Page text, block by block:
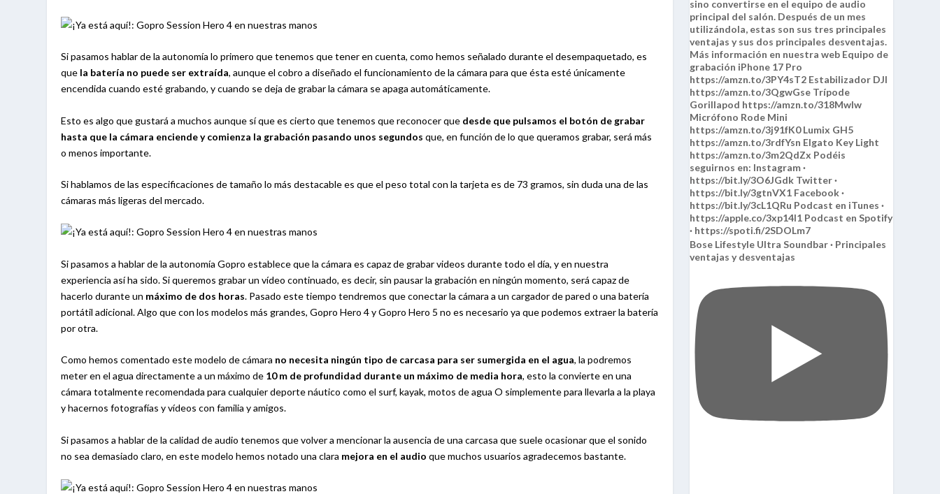
Si pasamos hablar de la autonomía lo primero que tenemos que tener en cuenta, como hemos señalado durante el desempaquetado, es
que la batería no puede ser extraída, aunque el cobro a diseñado el funcionamiento de la cámara para que ésta esté únicamente
encendida cuando esté grabando, y cuando se deja de grabar la cámara se apaga automáticamente.
Esto es algo que gustará a muchos aunque sí que es cierto que tenemos que reconocer que desde que pulsamos el botón de grabar
hasta que la cámara enciende y comienza la grabación pasando unos segundos que, en función de lo que queramos grabar, será más
o menos importante.
Si hablamos de las especificaciones de tamaño lo más destacable es que el peso total con la tarjeta es de 73 gramos, sin duda una de las
cámaras más ligeras del mercado.
Si pasamos a hablar de la autonomía Gopro establece que la cámara es capaz de grabar videos durante todo el día, y en nuestra
experiencia así ha sido. Si queremos grabar un vídeo continuado, es decir, sin pausar la grabación en ningún momento, será capaz de
hacerlo durante un máximo de dos horas. Pasado este tiempo tendremos que conectar la cámara a un cargador de pared o una batería
portátil adicional. Algo que con los modelos más grandes, Gopro Hero 4 y Gopro Hero 5 no es necesario ya que podemos extraer la batería
por otra.
Como hemos comentado este modelo de cámara no necesita ningún tipo de carcasa para ser sumergida en el agua, la podremos
meter en el agua directamente a un máximo de 10 m de profundidad durante un máximo de media hora, esto la convierte en una
cámara totalmente recomendada para cualquier deporte náutico como el surf, kayak, motos de agua O simplemente para llevarla a la playa
y hacernos fotografías y vídeos con familia y amigos.
Si pasamos a hablar de la calidad de audio tenemos que volver a mencionar la ausencia de una carcasa que suele ocasionar que el sonido
no sea demasiado claro, en este modelo hemos notado una clara mejora en el audio que muchos usuarios agradecemos bastante.
Bose Lifestyle Ultra Soundbar · Principales
ventajas y desventajas